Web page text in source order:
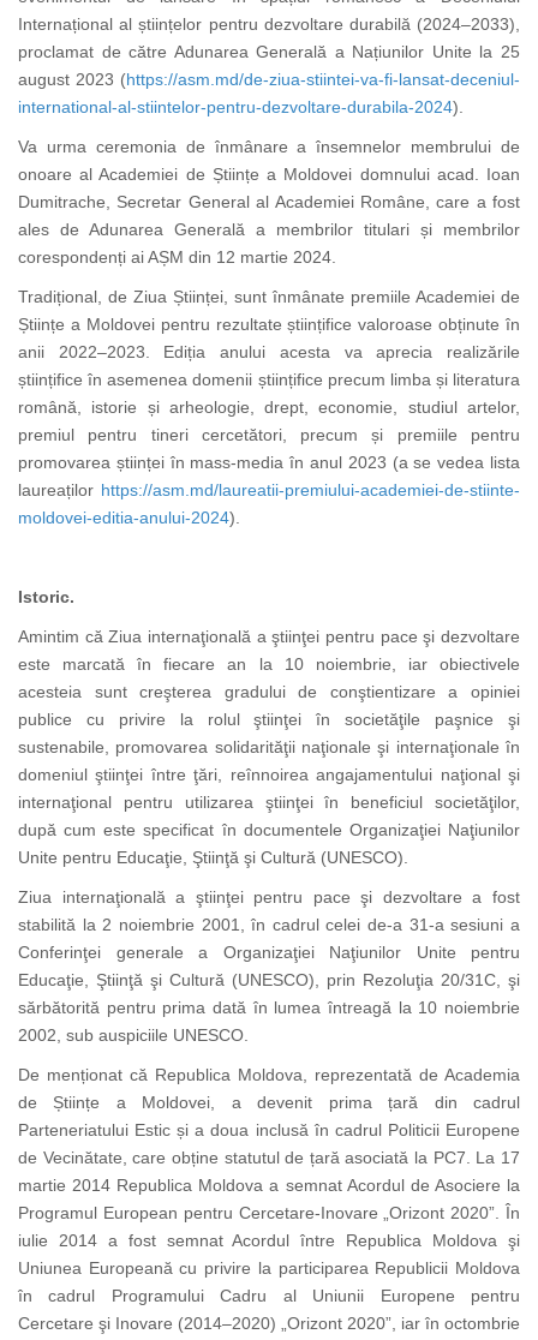
Internațional al științelor pentru dezvoltare durabilă (2024–2033),
proclamat de către Adunarea Generală a Națiunilor Unite la 25
august 2023 (https://asm.md/de-ziua-stiintei-va-fi-lansat-deceniul-
international-al-stiintelor-pentru-dezvoltare-durabila-2024).
Va urma ceremonia de înmânare a însemnelor membrului de
onoare al Academiei de Științe a Moldovei domnului acad. Ioan
Dumitrache, Secretar General al Academiei Române, care a fost
ales de Adunarea Generală a membrilor titulari și membrilor
corespondenți ai AȘM din 12 martie 2024.
Tradițional, de Ziua Științei, sunt înmânate premiile Academiei de
Științe a Moldovei pentru rezultate științifice valoroase obținute în
anii 2022–2023. Ediția anului acesta va aprecia realizările
științifice în asemenea domenii științifice precum limba și literatura
română, istorie și arheologie, drept, economie, studiul artelor,
premiul pentru tineri cercetători, precum și premiile pentru
promovarea științei în mass-media în anul 2023 (a se vedea lista
laureaților https://asm.md/laureatii-premiului-academiei-de-stiinte-
moldovei-editia-anului-2024).
Istoric.
Amintim că Ziua internaţională a ştiinţei pentru pace şi dezvoltare
este marcată în fiecare an la 10 noiembrie, iar obiectivele
acesteia sunt creşterea gradului de conştientizare a opiniei
publice cu privire la rolul ştiinţei în societăţile paşnice şi
sustenabile, promovarea solidarităţii naţionale şi internaţionale în
domeniul ştiinţei între ţări, reînnoirea angajamentului naţional şi
internaţional pentru utilizarea ştiinţei în beneficiul societăţilor,
după cum este specificat în documentele Organizaţiei Naţiunilor
Unite pentru Educaţie, Ştiinţă şi Cultură (UNESCO).
Ziua internaţională a ştiinţei pentru pace şi dezvoltare a fost
stabilită la 2 noiembrie 2001, în cadrul celei de-a 31-a sesiuni a
Conferinţei generale a Organizaţiei Naţiunilor Unite pentru
Educaţie, Ştiinţă şi Cultură (UNESCO), prin Rezoluţia 20/31C, şi
sărbătorită pentru prima dată în lumea întreagă la 10 noiembrie
2002, sub auspiciile UNESCO.
De menționat că Republica Moldova, reprezentată de Academia
de Științe a Moldovei, a devenit prima țară din cadrul
Parteneriatului Estic și a doua inclusă în cadrul Politicii Europene
de Vecinătate, care obține statutul de țară asociată la PC7. La 17
martie 2014 Republica Moldova a semnat Acordul de Asociere la
Programul European pentru Cercetare-Inovare „Orizont 2020”. În
iulie 2014 a fost semnat Acordul între Republica Moldova şi
Uniunea Europeană cu privire la participarea Republicii Moldova
în cadrul Programului Cadru al Uniunii Europene pentru
Cercetare şi Inovare (2014–2020) „Orizont 2020”, iar în octombrie